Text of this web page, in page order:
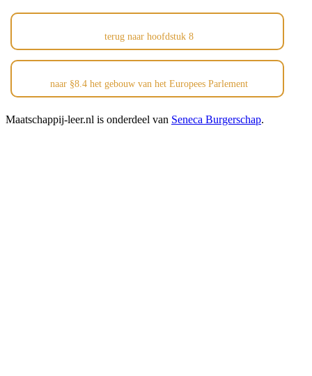
terug naar hoofdstuk 8
naar §8.4 het gebouw van het Europees Parlement
Maatschappij-leer.nl is onderdeel van Seneca Burgerschap.